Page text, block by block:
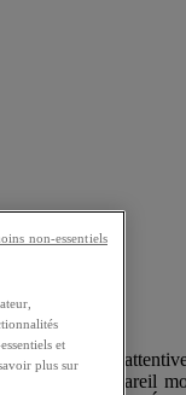
et
plus sur
non-essentiels